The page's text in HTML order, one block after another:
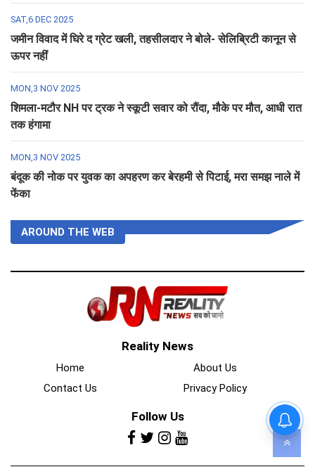
SAT,6 DEC 2025
जमीन विवाद में घिरे द ग्रेट खली, तहसीलदार ने बोले- सेलिब्रिटी कानून से
ऊपर नहीं
MON,3 NOV 2025
शिमला-मटौर NH पर ट्रक ने स्कूटी सवार को रौंदा, मौके पर मौत, आधी रात
तक हंगामा
MON,3 NOV 2025
बंदूक की नोक पर युवक का अपहरण कर बेरहमी से पिटाई, मरा समझ नाले में
फेंका
AROUND THE WEB
Reality News
Home
About Us
Contact Us
Privacy Policy
Follow Us